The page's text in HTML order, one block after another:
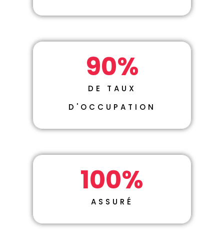
90%
DE TAUX
D'OCCUPATION
100%
ASSURÉ